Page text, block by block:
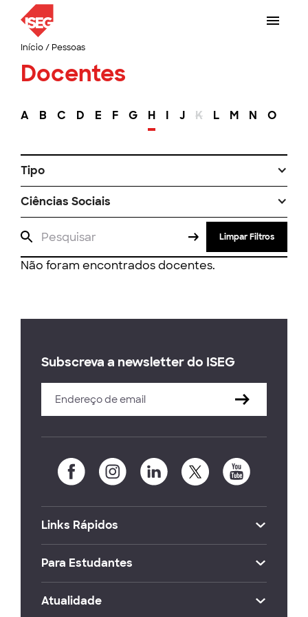
Início/ Pessoas
Docentes
A B C D E F G H I J K L M N O
Tipo
Ciências Sociais
Limpar Filtros
Não foram encontrados docentes.
Subscreva a newsletter do ISEG
Links Rápidos
Para Estudantes
Atualidade